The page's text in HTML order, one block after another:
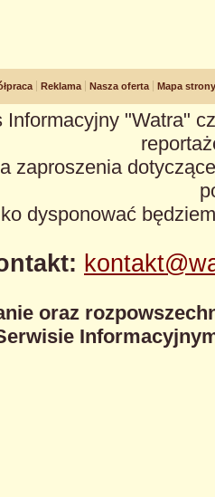
Reklama Nasza oferta Mapa strony
"Watra"
zaproszenia
dysponować
oraz